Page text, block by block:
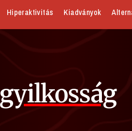
Hiperaktivitás Kiadványok
gyilkosság